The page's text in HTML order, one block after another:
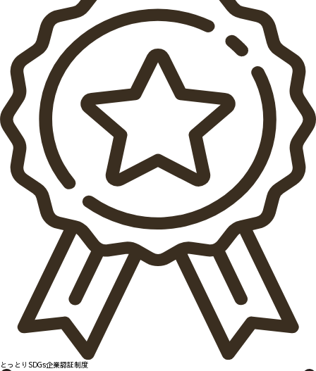
とっとりSDGs企業認証制度